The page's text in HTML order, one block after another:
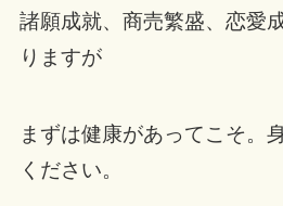
諸願成就、商売繁盛、恋愛
りますが
まずは健康があってこそ。
ください。